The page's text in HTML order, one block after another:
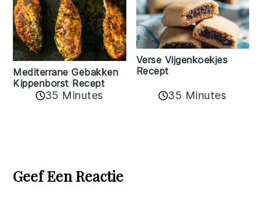
Mediterrane Gebakken
Kippenborst Recept
35 Minutes
Verse Vijgenkoekjes
Recept
35 Minutes
Interactions
Geef Een Reactie